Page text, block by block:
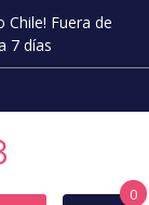
Chile! Fuera de
7 días
0